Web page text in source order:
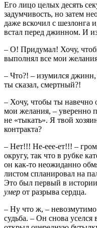
Его лицо целых десять
задумчивость, но затем
даже вскочил с шезлонга
встал перед джинном. И
– О! Придумал! Хочу,
выполнял все мои
– Что?! – изумился джинн,
ты сказал, смертный?!
– Хочу, чтобы ты навечно
мои желания, – уверенно
не «тыкать». Я твой
контракта?
– Нет!!! Не-еее-ет!!! –
округу, так что в рубке
он как-то неожиданно
листом спланировал на
Это был первый в истории
умер от разрыва сердца.
– Ну что ж, –
судьба. – Он снова уселся